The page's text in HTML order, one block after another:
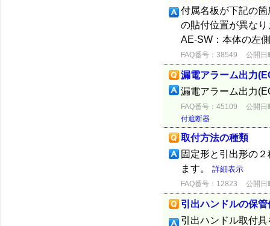
付属名板が下記の
の貼付位置が異な
AE-SW：本体の左
FAQ番号：38549 公開日
漏電アラーム出力
漏電アラーム出力
FAQ番号：45109
公開日
付遮断器
取付方法の種類
固定形と引出形の
ます。 詳細表示
FAQ番号：12823 公開日
引出ハンドルの保管
引出ハンドル取付